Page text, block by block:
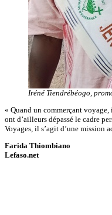
Iréné Tiendrébéogo,
« Quand un commerçant
ont d’ailleurs dépassé le cadre
Voyages, il s’agit d’une mission
Farida Thiombiano
Lefaso.net